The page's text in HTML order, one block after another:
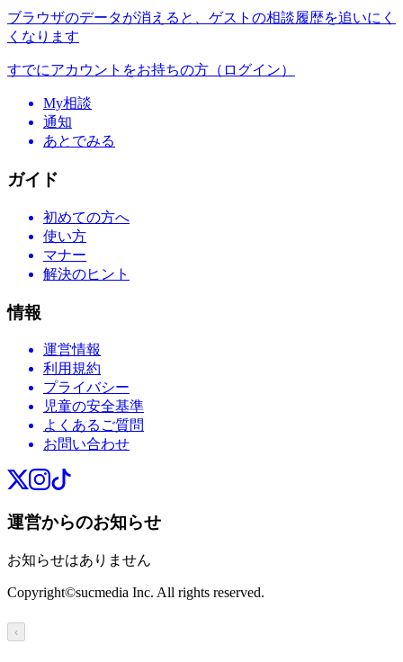
ブラウザのデータが消えると、ゲストの相談履歴を追いにく
くなります
すでにアカウントをお持ちの方（ログイン）
My相談
通知
あとでみる
ガイド
初めての方へ
使い方
マナー
解決のヒント
情報
運営情報
利用規約
プライバシー
児童の安全基準
よくあるご質問
お問い合わせ
運営からのお知らせ
お知らせはありません
Copyright©sucmedia Inc. All rights reserved.
‹